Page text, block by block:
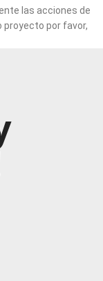
las acciones de
proyecto por favor,